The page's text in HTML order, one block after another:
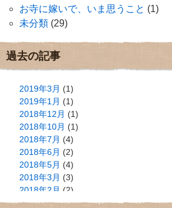
お寺に嫁いで、いま思うこと (1)
未分類 (29)
過去の記事
2019年3月 (1)
2019年1月 (1)
2018年12月 (1)
2018年10月 (1)
2018年7月 (4)
2018年6月 (2)
2018年5月 (4)
2018年3月 (3)
2018年2月 (2)
2018年1月(2)